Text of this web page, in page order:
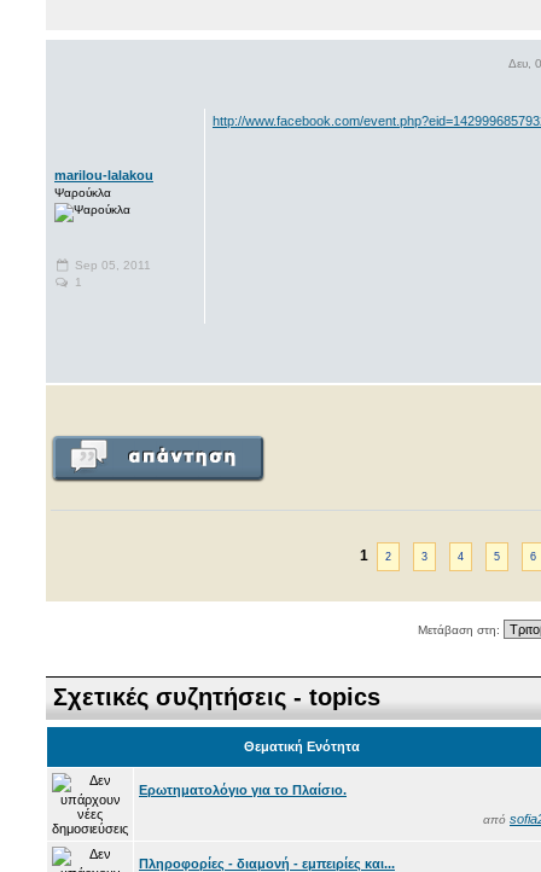
Δευ,
marilou-lalakou
Ψαρούκλα
Sep 05, 2011
1
http://www.facebook.com/
1 2 3 4 5 6
Μετάβαση στη:
Σχετικές συζητήσεις - topics
Θεματική Ενότητα
Ερωτηματολόγιο για το Πλαίσιο.
από
Πληροφορίες - διαμονή - εμπειρίες και...